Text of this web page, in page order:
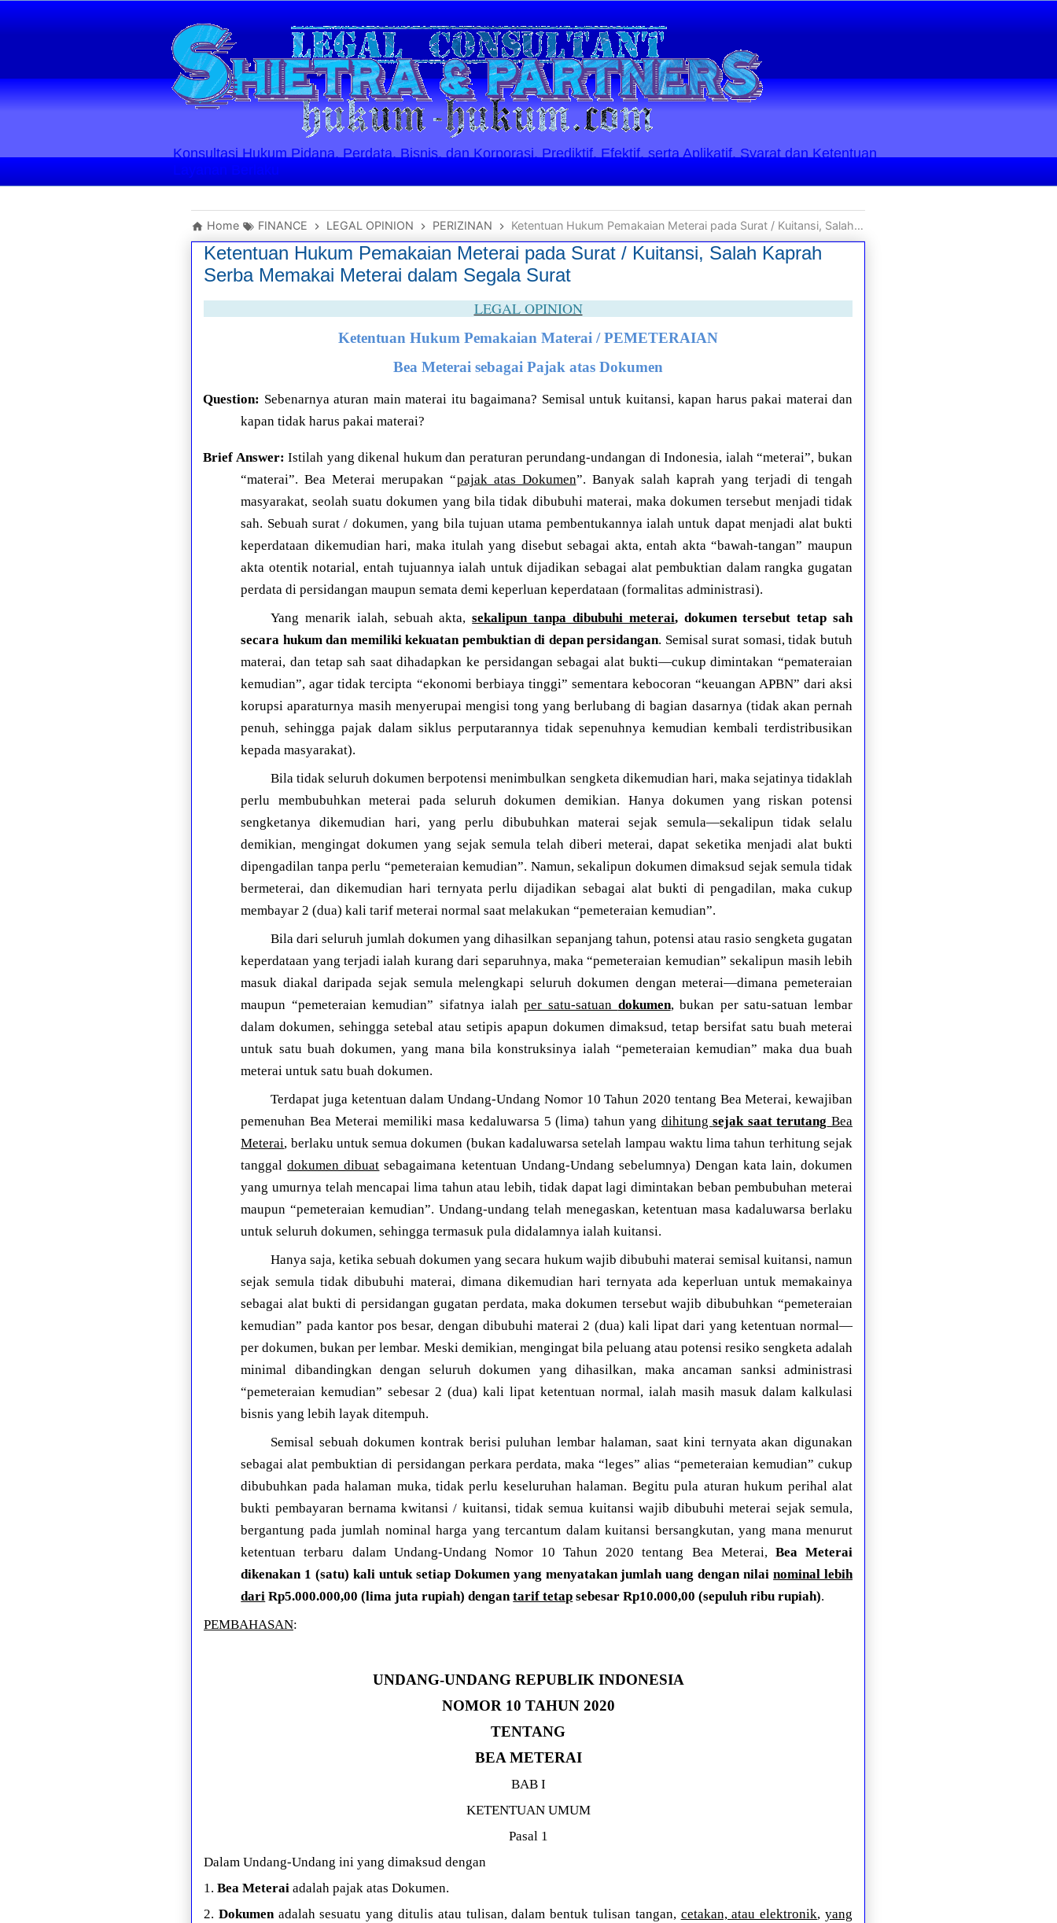
Konsultasi Hukum Pidana, Perdata, Bisnis, dan Korporasi. Prediktif, Efektif, serta Aplikatif. Syarat dan Ketentuan
Layanan Berlaku
Home FINANCE LEGAL OPINION PERIZINAN Ketentuan Hukum Pemakaian Meterai pada Surat / Kuitansi, Salah Kaprah Serba Memakai Meterai dalam Segala Surat
Ketentuan Hukum Pemakaian Meterai pada Surat / Kuitansi, Salah Kaprah
Serba Memakai Meterai dalam Segala Surat
LEGAL OPINION
Ketentuan Hukum Pemakaian Materai / PEMETERAIAN
Bea Meterai sebagai Pajak atas Dokumen
Question: Sebenarnya aturan main materai itu bagaimana? Semisal untuk kuitansi, kapan harus pakai materai dan
kapan tidak harus pakai materai?
Brief Answer: Istilah yang dikenal hukum dan peraturan perundang-undangan di Indonesia, ialah “meterai”, bukan
“materai”. Bea Meterai merupakan “pajak atas Dokumen”. Banyak salah kaprah yang terjadi di tengah
masyarakat, seolah suatu dokumen yang bila tidak dibubuhi materai, maka dokumen tersebut menjadi tidak
sah. Sebuah surat / dokumen, yang bila tujuan utama pembentukannya ialah untuk dapat menjadi alat bukti
keperdataan dikemudian hari, maka itulah yang disebut sebagai akta, entah akta “bawah-tangan” maupun
akta otentik notarial, entah tujuannya ialah untuk dijadikan sebagai alat pembuktian dalam rangka gugatan
perdata di persidangan maupun semata demi keperluan keperdataan (formalitas administrasi).
Yang menarik ialah, sebuah akta,sekalipun tanpa dibubuhi meterai, dokumen tersebut tetap sah
secara hukum dan memiliki kekuatan pembuktian di depan persidangan. Semisal surat somasi, tidak butuh
materai, dan tetap sah saat dihadapkan ke persidangan sebagai alat bukti—cukup dimintakan “pemateraian
kemudian”, agar tidak tercipta “ekonomi berbiaya tinggi” sementara kebocoran “keuangan APBN” dari aksi
korupsi aparaturnya masih menyerupai mengisi tong yang berlubang di bagian dasarnya (tidak akan pernah
penuh, sehingga pajak dalam siklus perputarannya tidak sepenuhnya kemudian kembali terdistribusikan
kepada masyarakat).
Bila tidak seluruh dokumen berpotensi menimbulkan sengketa dikemudian hari, maka sejatinya tidaklah
perlu membubuhkan meterai pada seluruh dokumen demikian. Hanya dokumen yang riskan potensi
sengketanya dikemudian hari, yang perlu dibubuhkan materai sejak semula—sekalipun tidak selalu
demikian, mengingat dokumen yang sejak semula telah diberi meterai, dapat seketika menjadi alat bukti
dipengadilan tanpa perlu “pemeteraian kemudian”. Namun, sekalipun dokumen dimaksud sejak semula tidak
bermeterai, dan dikemudian hari ternyata perlu dijadikan sebagai alat bukti di pengadilan, maka cukup
membayar 2 (dua) kali tarif meterai normal saat melakukan “pemeteraian kemudian”.
Bila dari seluruh jumlah dokumen yang dihasilkan sepanjang tahun, potensi atau rasio sengketa gugatan
keperdataan yang terjadi ialah kurang dari separuhnya, maka “pemeteraian kemudian” sekalipun masih lebih
masuk diakal daripada sejak semula melengkapi seluruh dokumen dengan meterai—dimana pemeteraian
maupun “pemeteraian kemudian” sifatnya ialahper satu-satuan dokumen, bukan per satu-satuan lembar
dalam dokumen, sehingga setebal atau setipis apapun dokumen dimaksud, tetap bersifat satu buah meterai
untuk satu buah dokumen, yang mana bila konstruksinya ialah “pemeteraian kemudian” maka dua buah
meterai untuk satu buah dokumen.
Terdapat juga ketentuan dalam Undang-Undang Nomor 10 Tahun 2020 tentang Bea Meterai, kewajiban
pemenuhan Bea Meterai memiliki masa kedaluwarsa 5 (lima) tahun yang dihitungsejak saat terutang Bea
Meterai, berlaku untuk semua dokumen (bukan kadaluwarsa setelah lampau waktu lima tahun terhitung sejak
tanggaldokumen dibuat sebagaimana ketentuan Undang-Undang sebelumnya) Dengan kata lain, dokumen
yang umurnya telah mencapai lima tahun atau lebih, tidak dapat lagi dimintakan beban pembubuhan meterai
maupun “pemeteraian kemudian”. Undang-undang telah menegaskan, ketentuan masa kadaluwarsa berlaku
untuk seluruh dokumen, sehingga termasuk pula didalamnya ialah kuitansi.
Hanya saja, ketika sebuah dokumen yang secara hukum wajib dibubuhi materai semisal kuitansi, namun
sejak semula tidak dibubuhi materai, dimana dikemudian hari ternyata ada keperluan untuk memakainya
sebagai alat bukti di persidangan gugatan perdata, maka dokumen tersebut wajib dibubuhkan “pemeteraian
kemudian” pada kantor pos besar, dengan dibubuhi materai 2 (dua) kali lipat dari yang ketentuan normal—
per dokumen, bukan per lembar. Meski demikian, mengingat bila peluang atau potensi resiko sengketa adalah
minimal dibandingkan dengan seluruh dokumen yang dihasilkan, maka ancaman sanksi administrasi
“pemeteraian kemudian” sebesar 2 (dua) kali lipat ketentuan normal, ialah masih masuk dalam kalkulasi
bisnis yang lebih layak ditempuh.
Semisal sebuah dokumen kontrak berisi puluhan lembar halaman, saat kini ternyata akan digunakan
sebagai alat pembuktian di persidangan perkara perdata, maka “leges” alias “pemeteraian kemudian” cukup
dibubuhkan pada halaman muka, tidak perlu keseluruhan halaman. Begitu pula aturan hukum perihal alat
bukti pembayaran bernama kwitansi / kuitansi, tidak semua kuitansi wajib dibubuhi meterai sejak semula,
bergantung pada jumlah nominal harga yang tercantum dalam kuitansi bersangkutan, yang mana menurut
ketentuan terbaru dalam Undang-Undang Nomor 10 Tahun 2020 tentang Bea Meterai, Bea Meterai
dikenakan 1 (satu) kali untuk setiap Dokumen yang menyatakan jumlah uang dengan nilainominal lebih
dari Rp5.000.000,00 (lima juta rupiah) dengantarif tetap sebesar Rp10.000,00 (sepuluh ribu rupiah).
PEMBAHASAN:
UNDANG-UNDANG REPUBLIK INDONESIA
NOMOR 10 TAHUN 2020
TENTANG
BEA METERAI
BAB I
KETENTUAN UMUM
Pasal 1
Dalam Undang-Undang ini yang dimaksud dengan
1. Bea Meterai adalah pajak atas Dokumen.
2. Dokumenadalah sesuatu yang ditulis atau tulisan, dalam bentuk tulisan tangan, cetakan, atau elektronik,yang